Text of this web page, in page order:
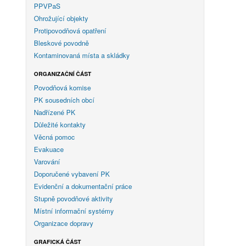
PPVPaS
Ohrožující objekty
Protipovodňová opatření
Bleskové povodně
Kontaminovaná místa a skládky
ORGANIZAČNÍ ČÁST
Povodňová komise
PK sousedních obcí
Nadřízené PK
Důležité kontakty
Věcná pomoc
Evakuace
Varování
Doporučené vybavení PK
Evidenční a dokumentační práce
Stupně povodňové aktivity
Místní informační systémy
Organizace dopravy
GRAFICKÁ ČÁST